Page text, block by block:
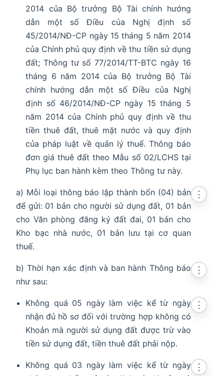
2014 của Bộ trưởng Bộ Tài chính hướng
dẫn một số Điều của Nghị định số
45/2014/NĐ-CP ngày 15 tháng 5 năm 2014
của Chính phủ quy định về thu tiền sử dụng
đất; Thông tư số 77/2014/TT-BTC ngày 16
tháng 6 năm 2014 của Bộ trưởng Bộ Tài
chính hướng dẫn một số Điều của Nghị
định số 46/2014/NĐ-CP ngày 15 tháng 5
năm 2014 của Chính phủ quy định về thu
tiền thuê đất, thuê mặt nước và quy định
của pháp luật về quản lý thuế. Thông báo
đơn giá thuê đất theo Mẫu số 02/LCHS tại
Phụ lục ban hành kèm theo Thông tư này.
a) Mỗi loại thông báo lập thành bốn (04) bản
để gửi: 01 bản cho người sử dụng đất, 01 bản
cho Văn phòng đăng ký đất đai, 01 bản cho
Kho bạc nhà nước, 01 bản lưu tại cơ quan
thuế.
⋮
b) Thời hạn xác định và ban hành Thông báo
như sau:
⋮
Không quá 05 ngày làm việc kể từ ngày
nhận đủ hồ sơ đối với trường hợp không có
Khoản mà người sử dụng đất được trừ vào
tiền sử dụng đất, tiền thuê đất phải nộp.
⋮
Không quá 03 ngày làm việc kể từ ngày
⋮